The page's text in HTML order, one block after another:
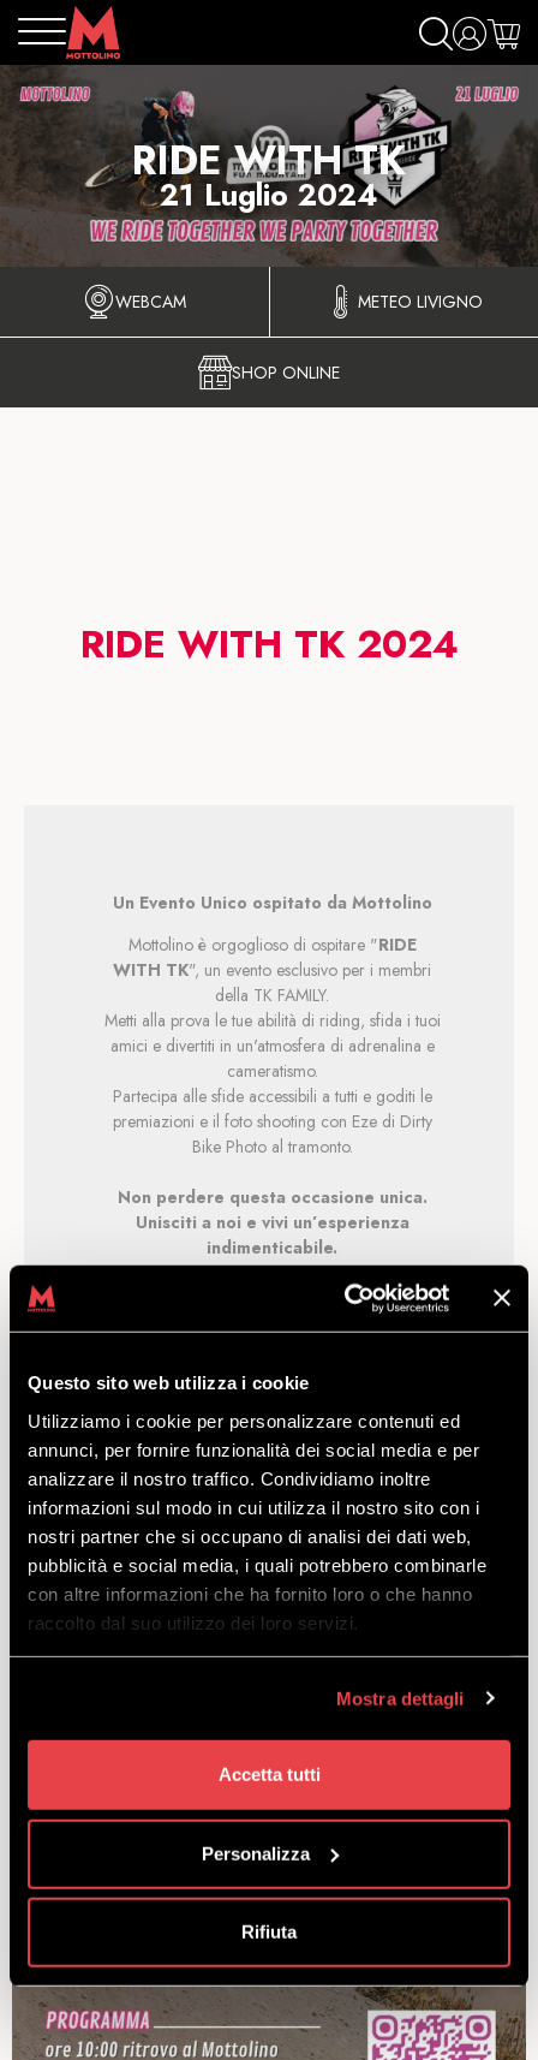
Questo sito web utilizza i cookie
Utilizziamo i cookie per personalizzare contenuti ed
annunci, per fornire funzionalità dei social media e per
analizzare il nostro traffico. Condividiamo inoltre
informazioni sul modo in cui utilizza il nostro sito con i
nostri partner che si occupano di analisi dei dati web,
pubblicità e social media, i quali potrebbero combinarle
con altre informazioni che ha fornito loro o che hanno
raccolto dal suo utilizzo dei loro servizi.
Mostra dettagli
Accetta tutti
Personalizza
Rifiuta
RIDE WITH TK
21 Luglio 2024
WEBCAM METEO LIVIGNO
SHOP ONLINE
RIDE WITH TK 2024
Un Evento Unico ospitato da Mottolino
Mottolino è orgoglioso di ospitare "RIDE
WITH TK", un evento esclusivo per i membri
della TK FAMILY.
Metti alla prova le tue abilità di riding, sfida i tuoi
amici e divertiti in un'atmosfera di adrenalina e
cameratismo.
Partecipa alle sfide accessibili a tutti e goditi le
premiazioni e il foto shooting con Eze di Dirty
Bike Photo al tramonto.
Non perdere questa occasione unica.
Unisciti a noi e vivi un’esperienza
indimenticabile.